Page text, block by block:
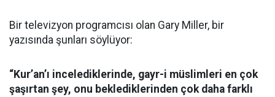
Bir televizyon programcısı olan Gary Miller, bir
yazısında şunları söylüyor:
“Kur’an’ı incelediklerinde, gayr-i müslimleri en çok
şaşırtan şey, onu beklediklerinden çok daha farklı